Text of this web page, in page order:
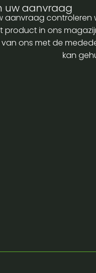
uw aanvraag
aanvraag controleren
in ons
ons met de
kan